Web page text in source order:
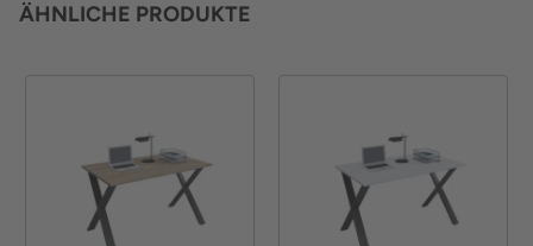
ÄHNLICHE PRODUKTE